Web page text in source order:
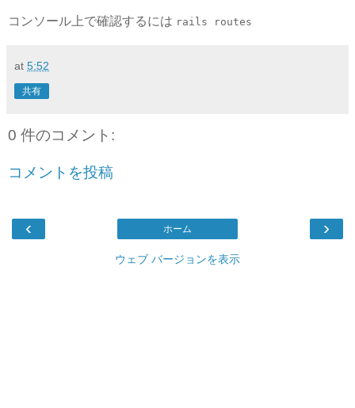
コンソール上で確認するには rails routes
at 5:52
共有
0 件のコメント:
コメントを投稿
‹ ›
ホーム
ウェブ バージョンを表示